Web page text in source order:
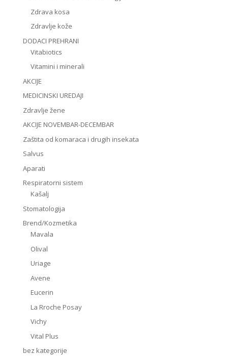
Zdrava kosa
Zdravlje kože
DODACI PREHRANI
Vitabiotics
Vitamini i minerali
AKCIJE
MEDICINSKI UREDAJI
Zdravlje žene
AKCIJE NOVEMBAR-DECEMBAR
Zaštita od komaraca i drugih insekata
Salvus
Aparati
Respiratorni sistem
Kašalj
Stomatologija
Brend/Kozmetika
Mavala
Olival
Uriage
Avene
Eucerin
La Rroche Posay
Vichy
Vital Plus
bez kategorije